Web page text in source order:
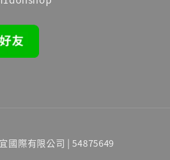
國際有限公司 | 54875649